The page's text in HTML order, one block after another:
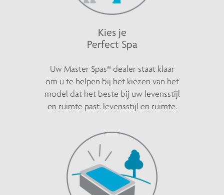
Kies je
Perfect Spa
Uw Master Spas® dealer staat klaar
om u te helpen bij het kiezen van het
model dat het beste bij uw levensstijl
en ruimte past. levensstijl en ruimte.